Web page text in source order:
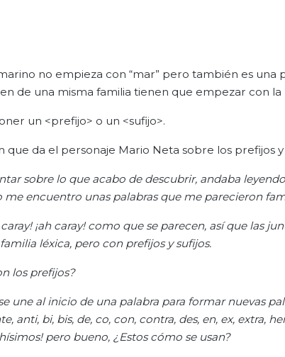
no empieza con “mar” pero también es
de una misma familia tienen que empezar con la
un <prefijo> o un <sufijo>.
que da el personaje Mario Neta sobre los prefijos y
sobre lo que acabo de descubrir, andaba
encuentro unas palabras que me parecieron
¡ah caray! como que se parecen, así que las
léxica, pero con prefijos y sufijos.
los prefijos?
une al inicio de una palabra para formar nuevas
anti, bi, bis, de, co, con, contra, des, en, ex, extra,
pero bueno, ¿Estos cómo se usan?